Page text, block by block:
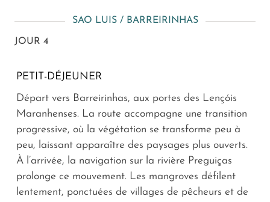
SAO LUIS / BARREIRINHAS
JOUR 4
PETIT-DÉJEUNER
Départ vers Barreirinhas, aux portes des Lençóis
Maranhenses. La route accompagne une transition
progressive, où la végétation se transforme peu à
peu, laissant apparaître des paysages plus ouverts.
À l’arrivée, la navigation sur la rivière Preguiças
prolonge ce mouvement. Les mangroves défilent
lentement, ponctuées de villages de pêcheurs et de